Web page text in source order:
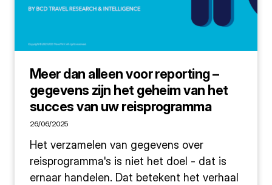
Meer dan alleen voor reporting –
gegevens zijn het geheim van het
succes van uw reisprogramma
26/06/2025
Het verzamelen van gegevens over
reisprogramma's is niet het doel - dat is
ernaar handelen. Dat betekent het verhaal